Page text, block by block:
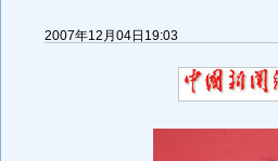
2007年12月04日19:03